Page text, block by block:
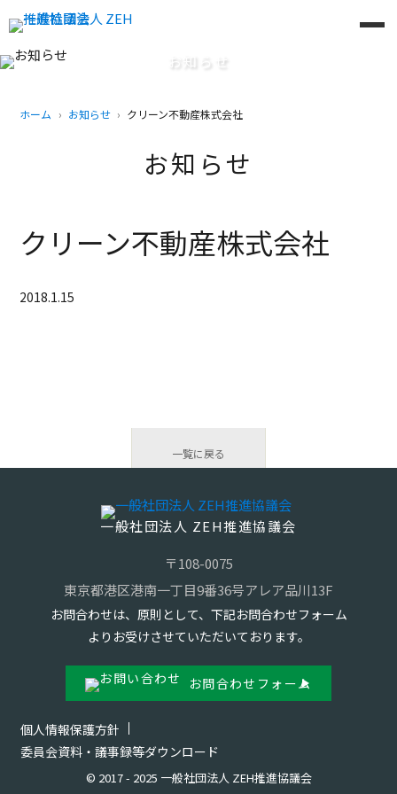
お知らせ
ホーム お知らせ クリーン不動産株式会社
お知らせ
クリーン不動産株式会社
2018.1.15
一覧に戻る
一般社団法人 ZEH推進協議会
〒108-0075
東京都港区港南一丁目9番36号アレア品川13F
お問合わせは、原則として、下記お問合わせフォーム
よりお受けさせていただいております。
お問合わせフォーム
個人情報保護方針
委員会資料・議事録等ダウンロード
© 2017 - 2025 一般社団法人 ZEH推進協議会